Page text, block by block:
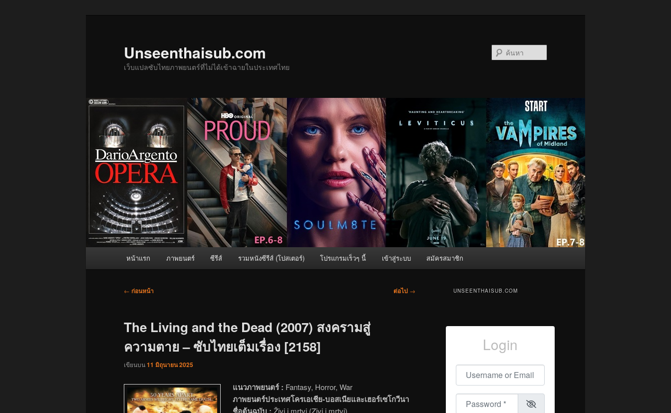
Unseenthaisub.com
เว็บแปลซับไทยภาพยนตร์ที่ไม่ได้เข้าฉายในประเทศไทย
หน้าแรก ภาพยนตร์ ซีรีส์ รวมหนังซีรีส์ (โปสเตอร์) โปรแกรมเร็วๆ นี้ เข้าสู่ระบบ สมัครสมาชิก
เมนู
← ก่อนหน้า ต่อไป →
The Living and the Dead (2007) สงครามสู่
ความตาย – ซับไทยเต็มเรื่อง [2158]
เขียนบน11 มิถุนายน 2025
แนวภาพยนตร์ : Fantasy, Horror, War
ภาพยนตร์ประเทศโครเอเชีย-บอสเนียและเฮอร์เซโกวีนา
Živi i mrtvi (Zivi i mrtvi)
UNSEENTHAISUB.COM
Login
Username or Email
Password